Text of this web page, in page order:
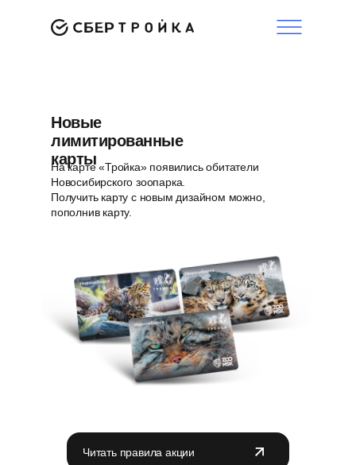
Новые
лимитированные
карты
На карте «Тройка» появились обитатели
Новосибирского зоопарка.
Получить карту с новым дизайном можно,
пополнив карту.
Читать правила акции